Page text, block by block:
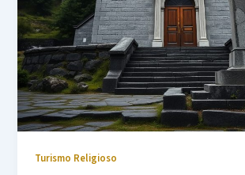
Turismo Religioso